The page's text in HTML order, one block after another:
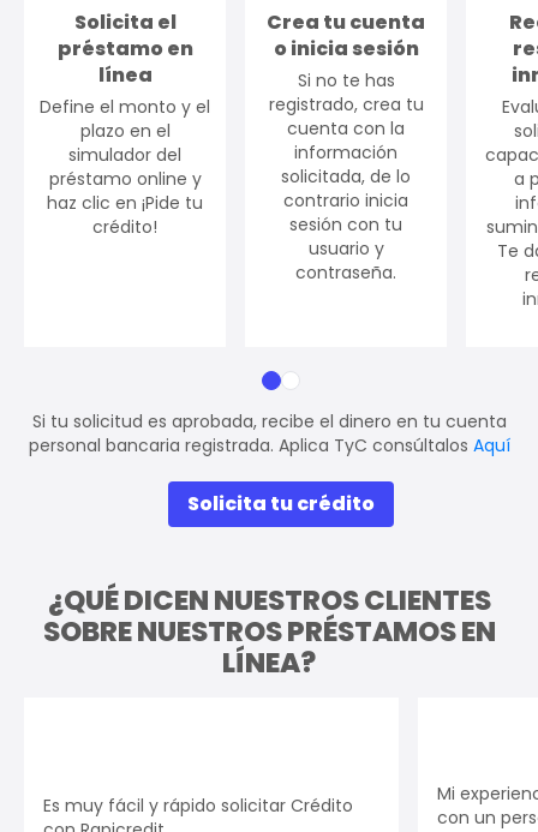
Solicita el
préstamo en
línea
Define el monto y el
plazo en el
simulador del
préstamo online y
haz clic en ¡Pide tu
crédito!
Crea tu cuenta
o inicia sesión
Si no te has
registrado, crea tu
cuenta con la
información
solicitada, de lo
contrario inicia
sesión con tu
usuario y
contraseña.
a
Te
Si tu solicitud es aprobada, recibe el dinero en tu cuenta
personal bancaria registrada. Aplica TyC consúltalos Aquí
Solicita tu crédito
¿QUÉ DICEN NUESTROS CLIENTES
SOBRE NUESTROS PRÉSTAMOS EN
LÍNEA?
Es muy fácil y rápido solicitar Crédito
Mi
con un